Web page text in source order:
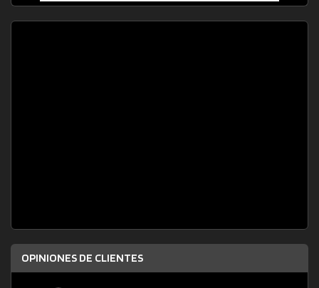
OPINIONES DE CLIENTES